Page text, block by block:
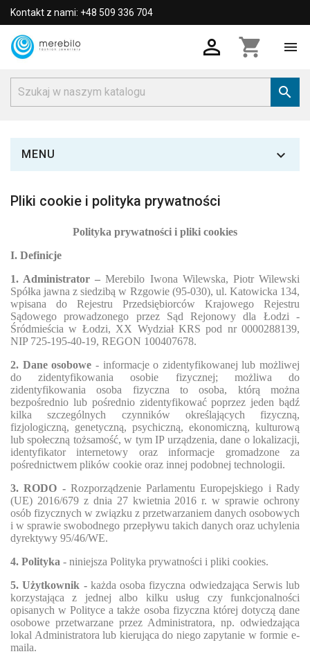
Kontakt z nami: +48 509 336 704
 shopping_cart 

MENU 
Pliki cookie i polityka prywatności
Polityka prywatności i pliki cookies
I. Definicje
1. Administrator –Merebilo Iwona Wilewska, Piotr Wilewski
Spółka jawna z siedzibą w Rzgowie (95-030), ul. Katowicka 134,
wpisana do Rejestru Przedsiębiorców Krajowego Rejestru
Sądowego prowadzonego przez Sąd Rejonowy dla Łodzi -
Śródmieścia w Łodzi, XX Wydział KRS pod nr 0000288139,
NIP 725-195-40-19, REGON 100407678.
2. Dane osobowe - informacje o zidentyfikowanej lub możliwej
do zidentyfikowania osobie fizycznej; możliwa do
zidentyfikowania osoba fizyczna to osoba, którą można
bezpośrednio lub pośrednio zidentyfikować poprzez jeden bądź
kilka szczególnych czynników określających fizyczną,
fizjologiczną, genetyczną, psychiczną, ekonomiczną, kulturową
lub społeczną tożsamość, w tym IP urządzenia, dane o lokalizacji,
identyfikator internetowy oraz informacje gromadzone za
pośrednictwem plików cookie oraz innej podobnej technologii.
3. RODO - Rozporządzenie Parlamentu Europejskiego i Rady
(UE) 2016/679 z dnia 27 kwietnia 2016 r. w sprawie ochrony
osób fizycznych w związku z przetwarzaniem danych osobowych
i w sprawie swobodnego przepływu takich danych oraz uchylenia
dyrektywy 95/46/WE.
4. Polityka - niniejsza Polityka prywatności i pliki cookies.
5. Użytkownik - każda osoba fizyczna odwiedzająca Serwis lub
korzystająca z jednej albo kilku usług czy funkcjonalności
opisanych w Polityce a także osoba fizyczna której dotyczą dane
osobowe przetwarzane przez Administratora, np. odwiedzająca
lokal Administratora lub kierująca do niego zapytanie w formie e-
maila.